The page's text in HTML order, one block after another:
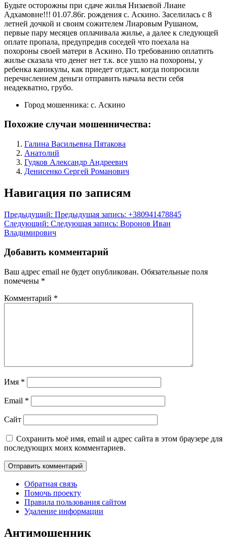
Будьте осторожны при сдаче жилья Низаевой Лиане
Адхамовне!!! 01.07.86г. рождения с. Аскино. Заселилась с 8
летней дочкой и своим сожителем Лиаровым Рушаном,
первые пару месяцев оплачивала жилье, а далее к следующей
оплате пропала, предупредив соседей что поехала на
похороны своей матери в Аскино. По требованию оплатить
жилье сказала что денег нет т.к. все ушло на похороны, у
ребенка каникулы, как приедет отдаст, когда попросили
перечислением деньги отправить начала вести себя
неадекватно, грубо.
Город мошенника: с. Аскино
Похожие случаи мошенничества:
Галина Васильевна Пятакова
Анатолий
Гудков Александр Андреевич
Денисенко Сергей Романович
Навигация по записям
Предыдущий: Предыдущая запись: +380941478845
Следующий: Следующая запись: Воронов Иван
Владимирович
Добавить комментарий
Ваш адрес email не будет опубликован. Обязательные поля
помечены *
Комментарий *
Имя *
Email *
Сайт
Сохранить моё имя, email и адрес сайта в этом браузере для
последующих моих комментариев.
Обратная связь
Помочь проекту
Правила пользования сайтом
Удаление информации
Антимошенник